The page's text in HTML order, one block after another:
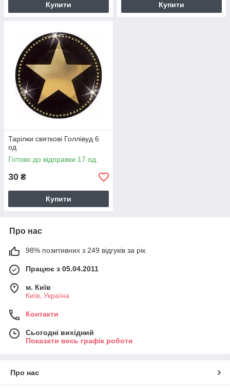
Купити Купити
Тарілки святкові Голлівуд 6
од
Готово до відправки 17 од.
30 ₴
Купити
Про нас
98% позитивних з 249 відгуків за рік
Працює з 05.04.2011
м. Київ
Київ, Україна
Контакти
Сьогодні вихідний
Показати весь графік роботи
Про нас